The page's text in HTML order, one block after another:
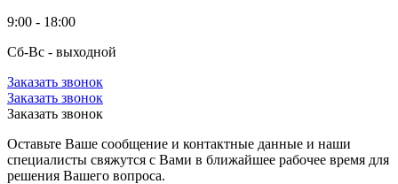
9:00 - 18:00
Сб-Вс - выходной
Заказать звонок
Заказать звонок
Заказать звонок
Оставьте Ваше сообщение и контактные данные и наши
специалисты свяжутся с Вами в ближайшее рабочее время для
решения Вашего вопроса.